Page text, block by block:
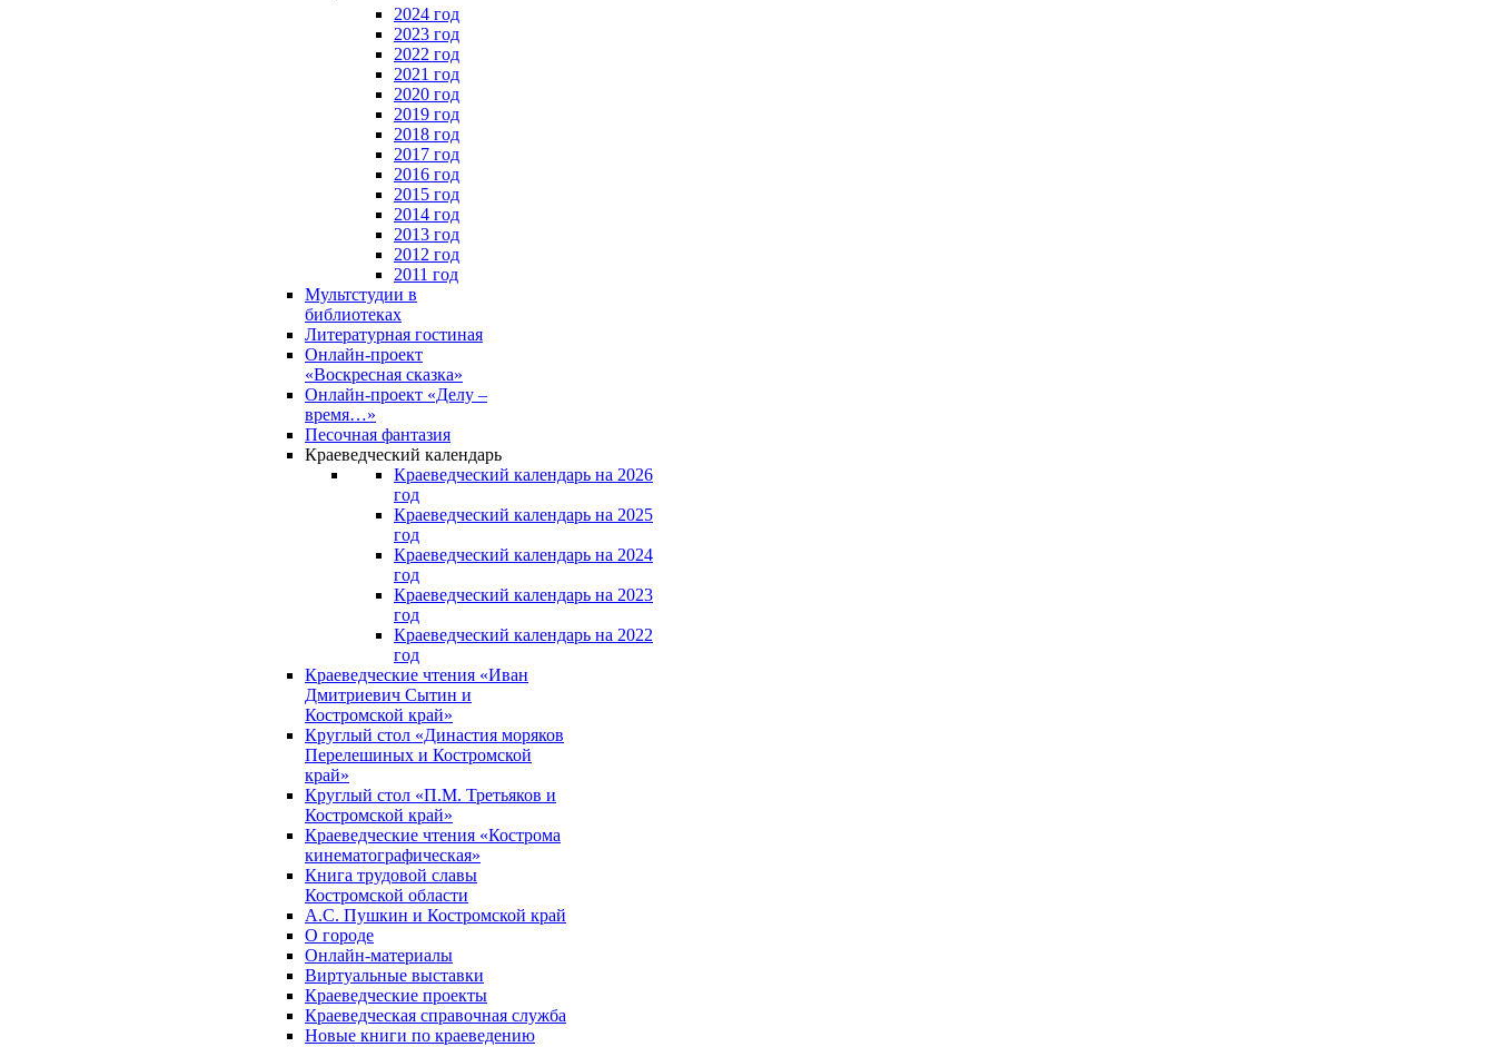
2024 год
2023 год
2022 год
2021 год
2020 год
2019 год
2018 год
2017 год
2016 год
2015 год
2014 год
2013 год
2012 год
2011 год
Мультстудии в
библиотеках
Литературная гостиная
Онлайн-проект
«Воскресная сказка»
Онлайн-проект «Делу –
время…»
Песочная фантазия
Краеведческий календарь
Краеведческий календарь на 2026
год
Краеведческий календарь на 2025
год
Краеведческий календарь на 2024
год
Краеведческий календарь на 2023
год
Краеведческий календарь на 2022
год
Краеведческие чтения «Иван
Дмитриевич Сытин и
Костромской край»
Круглый стол «Династия моряков
Перелешиных и Костромской
край»
Круглый стол «П.М. Третьяков и
Костромской край»
Краеведческие чтения «Кострома
кинематографическая»
Книга трудовой славы
Костромской области
А.С. Пушкин и Костромской край
О городе
Онлайн-материалы
Виртуальные выставки
Краеведческие проекты
Краеведческая справочная служба
Новые книги по краеведению